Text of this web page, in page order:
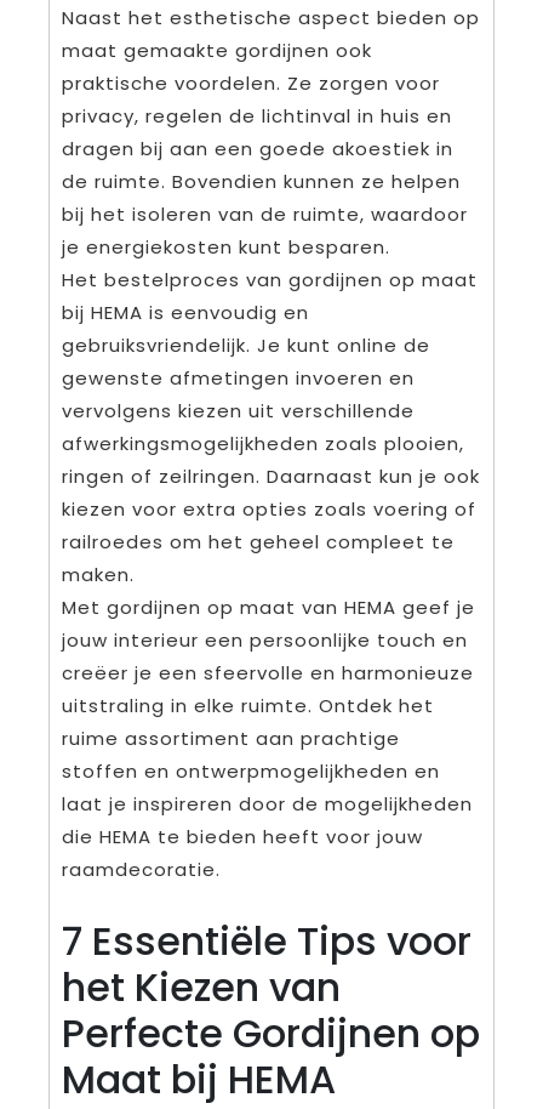
Naast het esthetische aspect bieden op
maat gemaakte gordijnen ook
praktische voordelen. Ze zorgen voor
privacy, regelen de lichtinval in huis en
dragen bij aan een goede akoestiek in
de ruimte. Bovendien kunnen ze helpen
bij het isoleren van de ruimte, waardoor
je energiekosten kunt besparen.
Het bestelproces van gordijnen op maat
bij HEMA is eenvoudig en
gebruiksvriendelijk. Je kunt online de
gewenste afmetingen invoeren en
vervolgens kiezen uit verschillende
afwerkingsmogelijkheden zoals plooien,
ringen of zeilringen. Daarnaast kun je ook
kiezen voor extra opties zoals voering of
railroedes om het geheel compleet te
maken.
Met gordijnen op maat van HEMA geef je
jouw interieur een persoonlijke touch en
creëer je een sfeervolle en harmonieuze
uitstraling in elke ruimte. Ontdek het
ruime assortiment aan prachtige
stoffen en ontwerpmogelijkheden en
laat je inspireren door de mogelijkheden
die HEMA te bieden heeft voor jouw
raamdecoratie.
7 Essentiële Tips voor
het Kiezen van
Perfecte Gordijnen op
Maat bij HEMA